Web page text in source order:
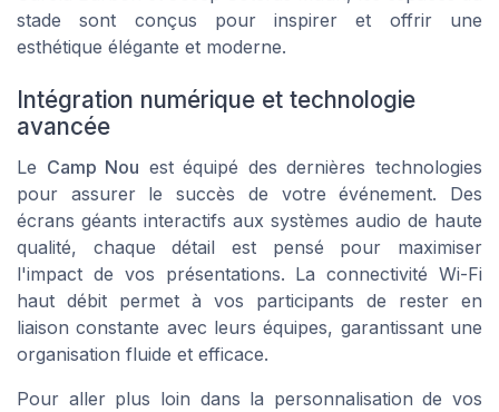
stade sont conçus pour inspirer et offrir une
esthétique élégante et moderne.
Intégration numérique et technologie
avancée
Le Camp Nou est équipé des dernières technologies
pour assurer le succès de votre événement. Des
écrans géants interactifs aux systèmes audio de haute
qualité, chaque détail est pensé pour maximiser
l'impact de vos présentations. La connectivité Wi-Fi
haut débit permet à vos participants de rester en
liaison constante avec leurs équipes, garantissant une
organisation fluide et efficace.
Pour aller plus loin dans la personnalisation de vos